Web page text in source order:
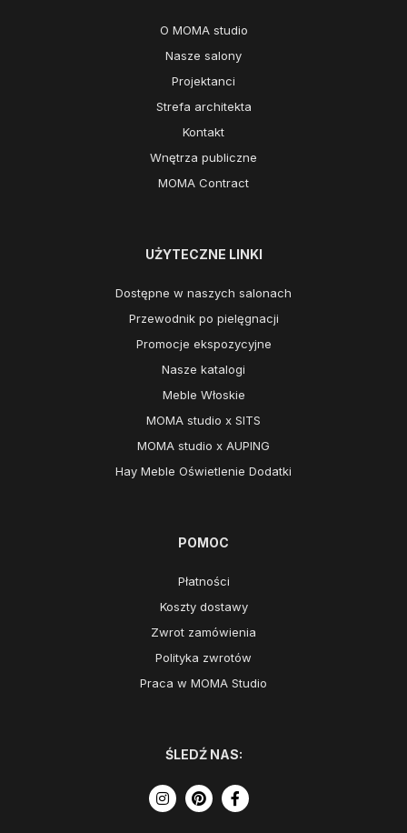
O MOMA studio
Nasze salony
Projektanci
Strefa architekta
Kontakt
Wnętrza publiczne
MOMA Contract
UŻYTECZNE LINKI
Dostępne w naszych salonach
Przewodnik po pielęgnacji
Promocje ekspozycyjne
Nasze katalogi
Meble Włoskie
MOMA studio x SITS
MOMA studio x AUPING
Hay Meble Oświetlenie Dodatki
POMOC
Płatności
Koszty dostawy
Zwrot zamówienia
Polityka zwrotów
Praca w MOMA Studio
ŚLEDŹ NAS: